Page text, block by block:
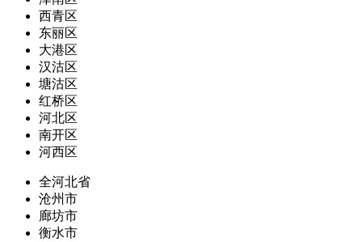
西青区
东丽区
大港区
汉沽区
塘沽区
红桥区
河北区
南开区
河西区
全河北省
沧州市
廊坊市
衡水市